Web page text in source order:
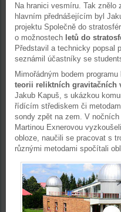
Na hranici vesmíru. Tak znělo
hlavním přednášejícím byl
projektu Společně do
o možnostech letů do
Představil a technicky popsal
seznámil účastníky se
Mimořádným bodem
teorii reliktních gravitačních
Jakub Kapuš, s ukázkou
řídícím střediskem či
sondy zpět na zem. V
Martinou Exnerovou
obloze, naučili se pracovat s
různými metodami spočítali